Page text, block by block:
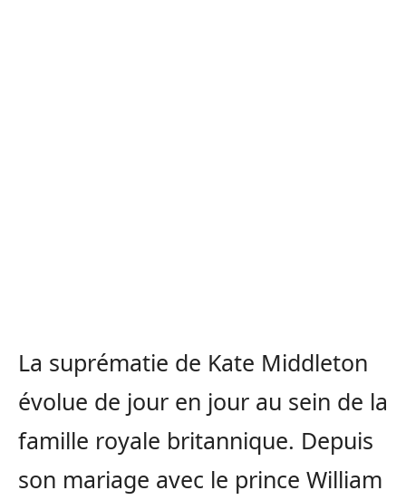
La suprématie de Kate Middleton
évolue de jour en jour au sein de la
famille royale britannique. Depuis
son mariage avec le prince William